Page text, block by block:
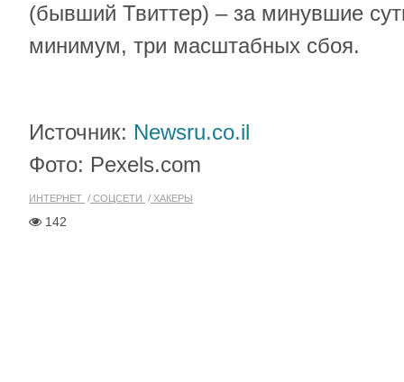
(бывший Твиттер) – за минувшие
минимум, три масштабных сбоя.
Источник: Newsru.co.il
Фото: Pexels.com
ИНТЕРНЕТ СОЦСЕТИ ХАКЕРЫ
142